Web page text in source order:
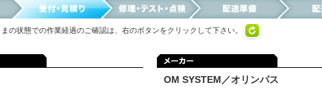
の状態での作業経過のご確認は、右のボタンをクリックして下さい。
OM SYSTEM／オリンパス